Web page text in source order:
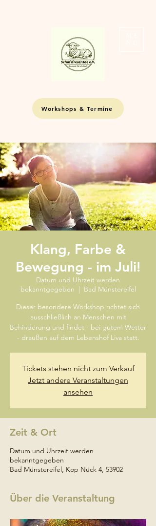
Workshops & Termine
Klang, Farbe &
Bewegung - im Juli!
Datum und Uhrzeit werden
bekanntgegeben
  |
Bad Münstereifel
Dieser besondere Workshop richtet sich
ausschließlich an Menschen mit
Behinderung und findet - bei gutem Wetter
- draußen auf dem Lebenshof Liva statt.
Tickets stehen nicht zum Verkauf
Jetzt andere Veranstaltungen
ansehen
Zeit & Ort
Datum und Uhrzeit werden
bekanntgegeben
Bad Münstereifel, Kop Nück 4, 53902
Über die Veranstaltung